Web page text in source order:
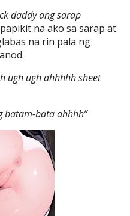
daddy ang sarap
na ako sa sarap at
na rin pala ng
ugh ugh ahhhhh sheet
batam-bata ahhhh”